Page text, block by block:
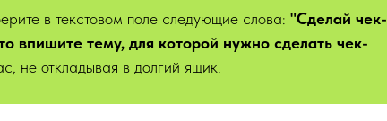
в текстовом поле следующие слова: "Сделай чек-
впишите тему, для которой нужно сделать чек-
не откладывая в долгий ящик.